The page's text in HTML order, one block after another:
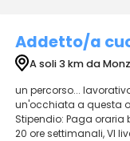
Addetto/a
A soli 3 km da
un percorso...
un'occhiata a questa
Stipendio: Paga
20 ore settimanali, VI